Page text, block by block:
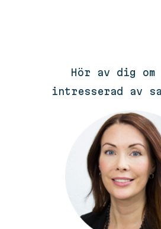
Hör av dig
intresserad av